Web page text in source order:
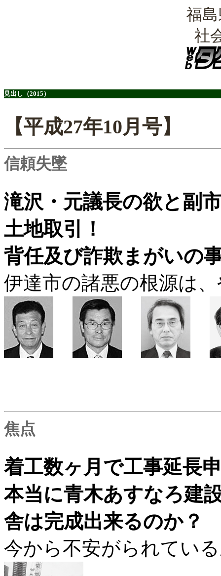
福
社
見出し（2015）
【平成27年10月号】
信頼失墜
滝沢・元議長の欲と副
土地取引！
背任及び詐欺まがいの
伊達市の諸悪の根源は
焦点
着工数ヶ月で工事延長
本当に青木あすなろ建
舎は完成出来るのか？
今から不安がられてい